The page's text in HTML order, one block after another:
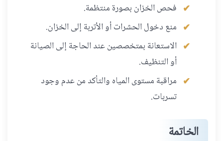
فحص الخزان بصورة منتظمة.
منع دخول الحشرات أو الأتربة إلى الخزان.
الاستعانة بمتخصصين عند الحاجة إلى الصيانة
أو التنظيف.
مراقبة مستوى المياه والتأكد من عدم وجود
تسربات.
الخاتمة